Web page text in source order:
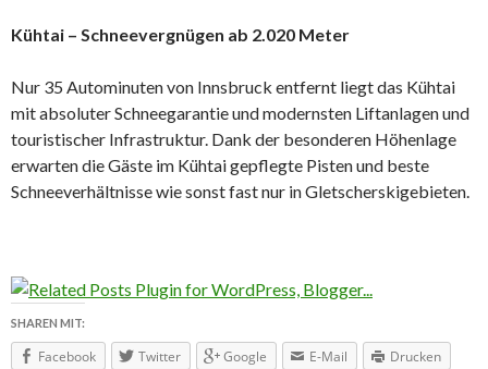
Kühtai – Schneevergnügen ab 2.020 Meter
Nur 35 Autominuten von Innsbruck entfernt liegt das Kühtai
mit absoluter Schneegarantie und modernsten Liftanlagen und
touristischer Infrastruktur. Dank der besonderen Höhenlage
erwarten die Gäste im Kühtai gepflegte Pisten und beste
Schneeverhältnisse wie sonst fast nur in Gletscherskigebieten.
SHAREN MIT:
Facebook Twitter Google E-Mail Drucken